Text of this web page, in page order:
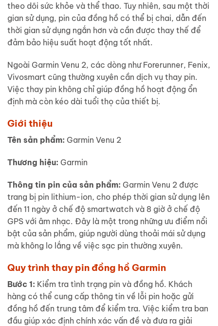
theo dõi sức khỏe và thể thao. Tuy nhiên, sau một thời
gian sử dụng, pin của đồng hồ có thể bị chai, dẫn đến
thời gian sử dụng ngắn hơn và cần được thay thế để
đảm bảo hiệu suất hoạt động tốt nhất.
Ngoài Garmin Venu 2, các dòng như Forerunner, Fenix,
Vivosmart cũng thường xuyên cần dịch vụ thay pin.
Việc thay pin không chỉ giúp đồng hồ hoạt động ổn
định mà còn kéo dài tuổi thọ của thiết bị.
Giới thiệu
Tên sản phẩm: Garmin Venu 2
Thương hiệu: Garmin
Thông tin pin của sản phẩm: Garmin Venu 2 được
trang bị pin lithium-ion, cho phép thời gian sử dụng lên
đến 11 ngày ở chế độ smartwatch và 8 giờ ở chế độ
GPS với âm nhạc. Đây là một trong những ưu điểm nổi
bật của sản phẩm, giúp người dùng thoải mái sử dụng
mà không lo lắng về việc sạc pin thường xuyên.
Quy trình thay pin đồng hồ Garmin
Bước 1: Kiểm tra tình trạng pin và đồng hồ. Khách
hàng có thể cung cấp thông tin về lỗi pin hoặc gửi
đồng hồ đến trung tâm để kiểm tra. Việc kiểm tra ban
đầu giúp xác định chính xác vấn đề và đưa ra giải